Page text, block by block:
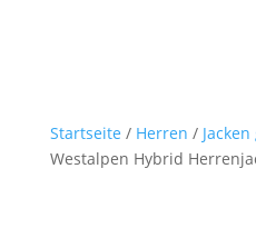
Startseite / Herren /
Westalpen Hybrid